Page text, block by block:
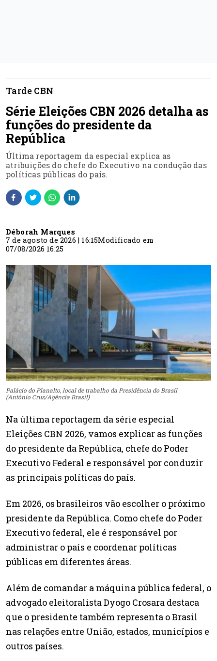
Tarde CBN
Série Eleições CBN 2026 detalha as
funções do presidente da
República
Última reportagem da especial explica as
atribuições do chefe do Executivo na condução das
políticas públicas do país.
Déborah Marques
7 de agosto de 2026 | 16:15Modificado em
07/08/2026 16:25
Palácio do Planalto, local de trabalho da Presidência do Brasil
(Antônio Cruz/Agência Brasil)
Na última reportagem da série especial
Eleições CBN 2026, vamos explicar as funções
do presidente da República, chefe do Poder
Executivo Federal e responsável por conduzir
as principais políticas do país.
Em 2026, os brasileiros vão escolher o próximo
presidente da República. Como chefe do Poder
Executivo federal, ele é responsável por
administrar o país e coordenar políticas
públicas em diferentes áreas.
Além de comandar a máquina pública federal, o
advogado eleitoralista Dyogo Crosara destaca
que o presidente também representa o Brasil
nas relações entre União, estados, municípios e
outros países.